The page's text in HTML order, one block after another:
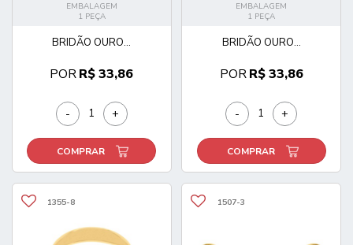
EMBALAGEM
1 PEÇA
BRIDÃO OURO...
PORR$ 33,86
- +
COMPRAR
EMBALAGEM
1 PEÇA
BRIDÃO OURO...
PORR$ 33,86
- +
COMPRAR
1355-8 1507-3